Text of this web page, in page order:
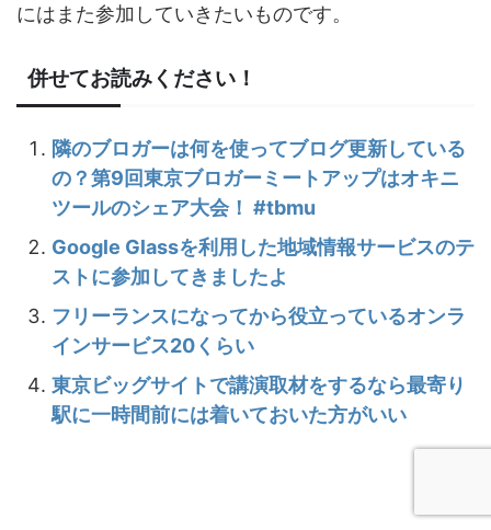
にはまた参加していきたいものです。
併せてお読みください！
隣のブロガーは何を使ってブログ更新している
の？第9回東京ブロガーミートアップはオキニ
ツールのシェア大会！ #tbmu
Google Glassを利用した地域情報サービスのテ
ストに参加してきましたよ
フリーランスになってから役立っているオンラ
インサービス20くらい
東京ビッグサイトで講演取材をするなら最寄り
駅に一時間前には着いておいた方がいい